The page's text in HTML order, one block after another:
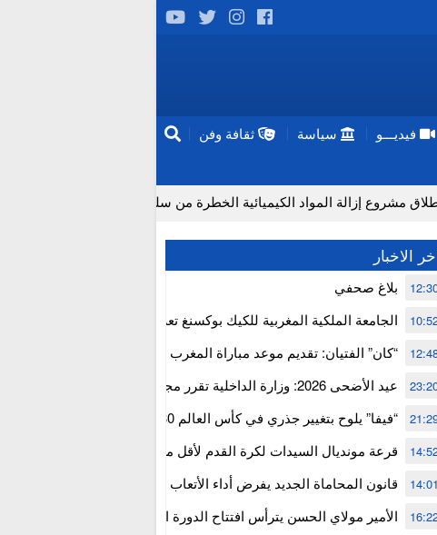
فيديـــو سياسة
ثقافة وفن
إزالة المواد الكيميائية الخطرة من سلسلة إمداد قطاع البناء بالمغرب
الاخبار
بلاغ صحفي
الجامعة الملكية المغربية للكيك بوكسنغ تعرب عن ارتياحها للتجاوب
للمجلس الأعلى للحسابات
“كان” الفتيان: تقديم موعد مباراة المغرب والكاميرون بسبب نهائي
إفريقيا
عيد الأضحى 2026: وزارة الداخلية تقرر مجانية ولوج أسواق الماشية
استنفار” لتنظيمها
“فيفا” يلوح بتغيير جذري في كأس العالم 2030
المستوى الأول
قانون المحاماة الجديد يفرض أداء الأتعاب التي تفوق 10 آلاف درهم بالشيك 14:01
الأمير مولاي الحسن يترأس افتتاح الدورة الثالثة من معرض المغرب